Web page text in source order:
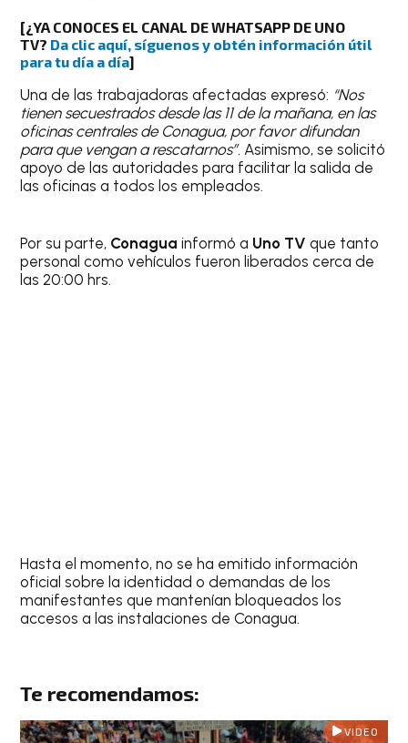
[¿YA CONOCES EL CANAL DE WHATSAPP DE UNO
TV? Da clic aquí, síguenos y obtén información útil
para tu día a día]
Una de las trabajadoras afectadas expresó: “Nos
tienen secuestrados desde las 11 de la mañana, en las
oficinas centrales de Conagua, por favor difundan
para que vengan a rescatarnos”. Asimismo, se solicitó
apoyo de las autoridades para facilitar la salida de
las oficinas a todos los empleados.
Por su parte, Conagua informó a Uno TV que tanto
personal como vehículos fueron liberados cerca de
las 20:00 hrs.
Hasta el momento, no se ha emitido información
oficial sobre la identidad o demandas de los
manifestantes que mantenían bloqueados los
accesos a las instalaciones de Conagua.
Te recomendamos:
VIDEO